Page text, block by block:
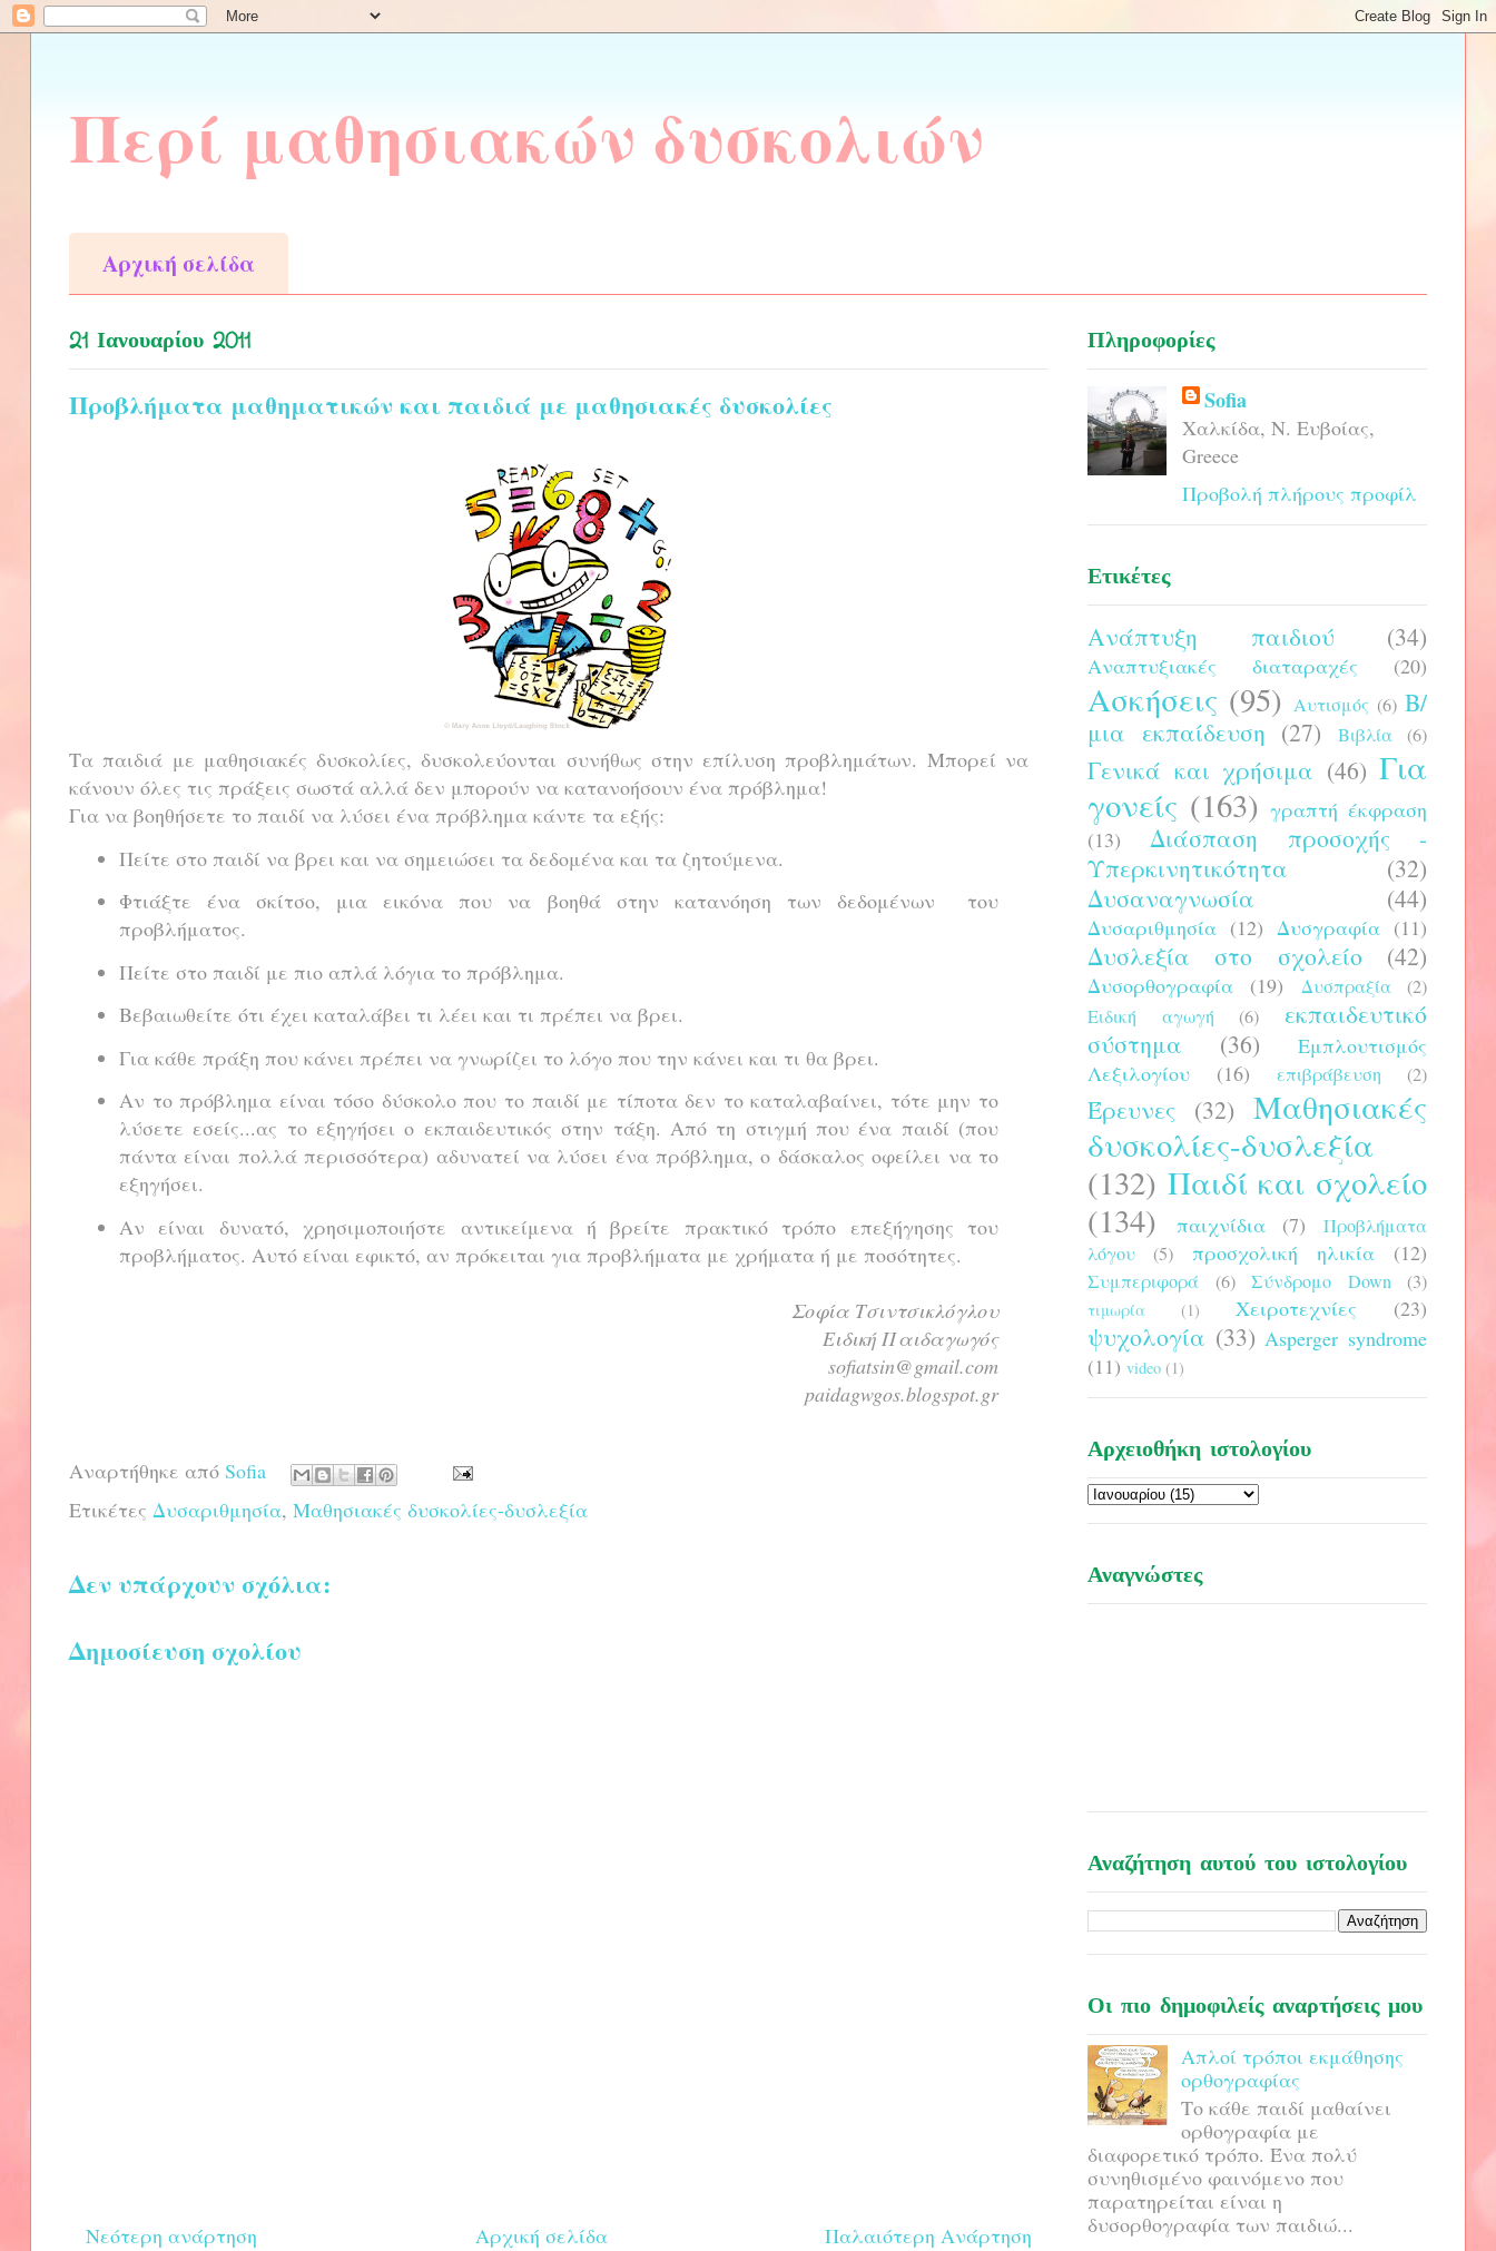
Περί μαθησιακών δυσκολιών
Αρχική σελίδα
21 Ιανουαρίου 2011
Προβλήματα μαθηματικών και παιδιά με μαθησιακές δυσκολίες
Τα παιδιά με μαθησιακές δυσκολίες, δυσκολεύονται συνήθως στην επίλυση προβλημάτων. Μπορεί να
κάνουν όλες τις πράξεις σωστά αλλά δεν μπορούν να κατανοήσουν ένα πρόβλημα!
Για να βοηθήσετε το παιδί να λύσει ένα πρόβλημα κάντε τα εξής:
Πείτε στο παιδί να βρει και να σημειώσει τα δεδομένα και τα ζητούμενα.
Φτιάξτε ένα σκίτσο, μια εικόνα που να βοηθά στην κατανόηση των δεδομένων του
προβλήματος.
Πείτε στο παιδί με πιο απλά λόγια το πρόβλημα.
Βεβαιωθείτε ότι έχει καταλάβει τι λέει και τι πρέπει να βρει.
Για κάθε πράξη που κάνει πρέπει να γνωρίζει το λόγο που την κάνει και τι θα βρει.
Αν το πρόβλημα είναι τόσο δύσκολο που το παιδί με τίποτα δεν το καταλαβαίνει, τότε μην το
λύσετε εσείς...ας το εξηγήσει ο εκπαιδευτικός στην τάξη. Από τη στιγμή που ένα παιδί (που
πάντα είναι πολλά περισσότερα) αδυνατεί να λύσει ένα πρόβλημα, ο δάσκαλος οφείλει να το
εξηγήσει.
Αν είναι δυνατό, χρησιμοποιήστε αντικείμενα ή βρείτε πρακτικό τρόπο επεξήγησης του
προβλήματος. Αυτό είναι εφικτό, αν πρόκειται για προβλήματα με χρήματα ή με ποσότητες.
Σοφία Τσιντσικλόγλου
Ειδική Παιδαγωγός
sofiatsin@gmail.com
paidagwgos.blogspot.gr
Αναρτήθηκε από Sofia
Ετικέτες Δυσαριθμησία, Μαθησιακές δυσκολίες-δυσλεξία
Δεν υπάρχουν σχόλια:
Δημοσίευση σχολίου
Νεότερη ανάρτηση Παλαιότερη Ανάρτηση
Αρχική σελίδα
Πληροφορίες
Sofia
Χαλκίδα, Ν. Ευβοίας,
Greece
Προβολή πλήρους προφίλ
Ετικέτες
Ανάπτυξη παιδιού
(34)
Αναπτυξιακές διαταραχές (20)
Ασκήσεις (95) Αυτισμός (6) Β/
μια εκπαίδευση (27) Βιβλία (6)
Γενικά και χρήσιμα (46) Για
γονείς (163) γραπτή έκφραση
(13)
Διάσπαση προσοχής -
Υπερκινητικότητα
(32)
Δυσαναγνωσία
(44)
Δυσαριθμησία (12) Δυσγραφία (11)
Δυσλεξία στο σχολείο (42)
Δυσορθογραφία (19) Δυσπραξία
(2)
Ειδική αγωγή
(6)
εκπαιδευτικό
σύστημα
(36)
Εμπλουτισμός
Λεξιλογίου
(16) επιβράβευση (2)
Έρευνες (32)
Μαθησιακές
δυσκολίες-δυσλεξία
(132) Παιδί και σχολείο
(134)
παιχνίδια (7)
Προβλήματα
λόγου
(5) προσχολική ηλικία (12)
Συμπεριφορά (6) Σύνδρομο Down (3)
τιμωρία (1) Χειροτεχνίες (23)
ψυχολογία (33) Asperger syndrome
(11) video (1)
Αρχειοθήκη ιστολογίου
Αναγνώστες
Αναζήτηση αυτού του ιστολογίου
Οι πιο δημοφιλείς αναρτήσεις μου
Απλοί τρόποι εκμάθησης
ορθογραφίας
Το κάθε παιδί μαθαίνει
ορθογραφία με
διαφορετικό τρόπο. Ένα πολύ
συνηθισμένο φαινόμενο που
παρατηρείται είναι η
δυσορθογραφία των παιδιώ...